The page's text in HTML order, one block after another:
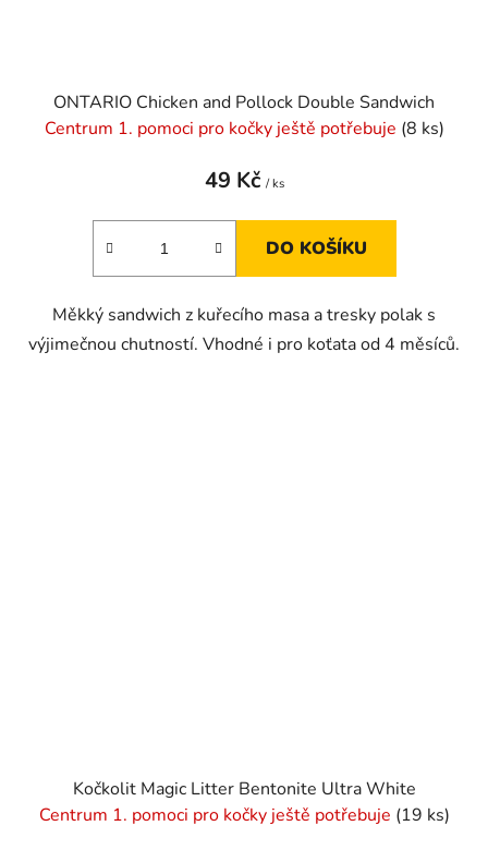
ONTARIO Chicken and Pollock Double Sandwich
Centrum 1. pomoci pro kočky ještě potřebuje (8 ks)
49 Kč / ks
DO KOŠÍKU
Měkký sandwich z kuřecího masa a tresky polak s
výjimečnou chutností. Vhodné i pro koťata od 4 měsíců.
Kočkolit Magic Litter Bentonite Ultra White
Centrum 1. pomoci pro kočky ještě potřebuje (19 ks)